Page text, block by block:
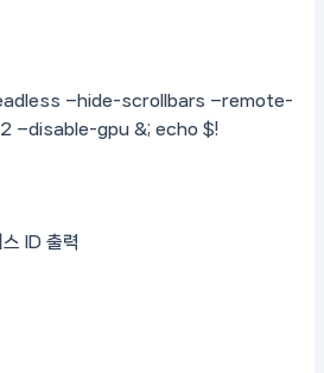
–hide-scrollbars –remote-
–disable-gpu &; echo $!
ID 출력